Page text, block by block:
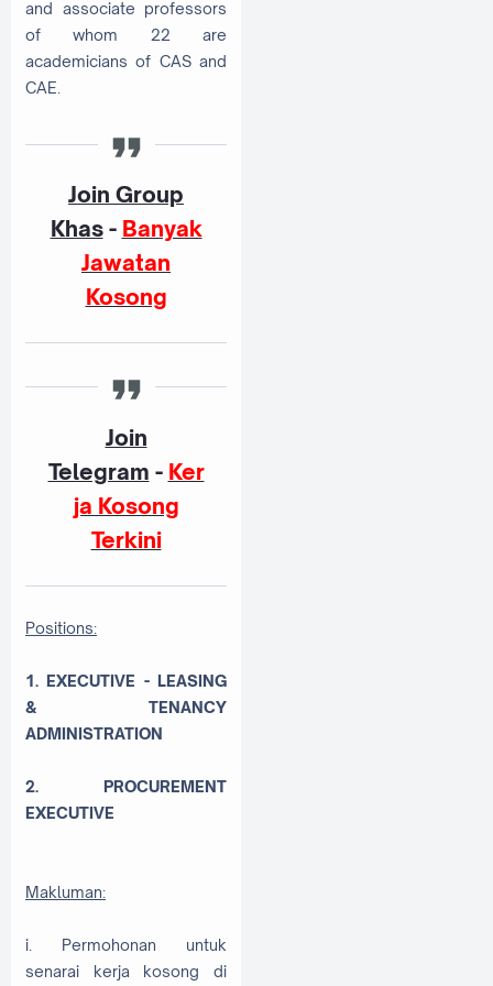
and associate professors
of whom 22 are
academicians of CAS and
CAE.
Join Group
Khas- Banyak
Jawatan
Kosong
Join
Telegram - Ker
ja Kosong
Terkini
Positions:
1. EXECUTIVE - LEASING
& TENANCY
ADMINISTRATION
2. PROCUREMENT
EXECUTIVE
Makluman:
i. Permohonan untuk
senarai kerja kosong di